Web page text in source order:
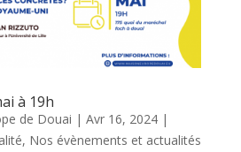
à 19h
de Douai | Avr 16, 2024|
, Nos évènements et actualités